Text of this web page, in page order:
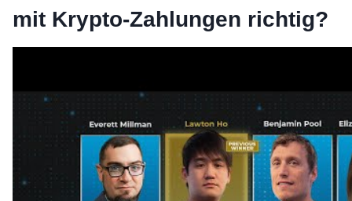
อุปกรณ์เครื่องใช้ภายในครัว
อุปกรณ์เครื่องใช้ภายในครัว
เตาอบไฟฟ้า
หม้อทอดไร้น้ำมัน
mit Krypto-Zahlungen richtig?